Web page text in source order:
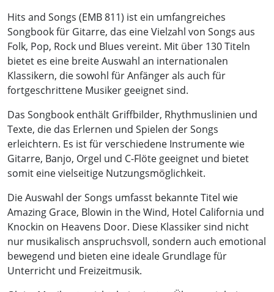
Hits and Songs (EMB 811) ist ein umfangreiches
Songbook für Gitarre, das eine Vielzahl von Songs aus
Folk, Pop, Rock und Blues vereint. Mit über 130 Titeln
bietet es eine breite Auswahl an internationalen
Klassikern, die sowohl für Anfänger als auch für
fortgeschrittene Musiker geeignet sind.
Das Songbook enthält Griffbilder, Rhythmuslinien und
Texte, die das Erlernen und Spielen der Songs
erleichtern. Es ist für verschiedene Instrumente wie
Gitarre, Banjo, Orgel und C-Flöte geeignet und bietet
somit eine vielseitige Nutzungsmöglichkeit.
Die Auswahl der Songs umfasst bekannte Titel wie
Amazing Grace, Blowin in the Wind, Hotel California und
Knockin on Heavens Door. Diese Klassiker sind nicht
nur musikalisch anspruchsvoll, sondern auch emotional
bewegend und bieten eine ideale Grundlage für
Unterricht und Freizeitmusik.